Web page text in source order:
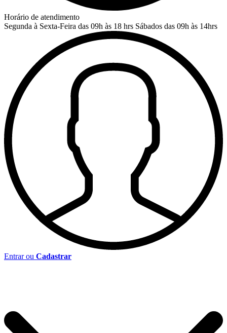
Horário de atendimento
Segunda à Sexta-Feira das 09h às 18 hrs Sábados das 09h às 14hrs
Entrar ou Cadastrar